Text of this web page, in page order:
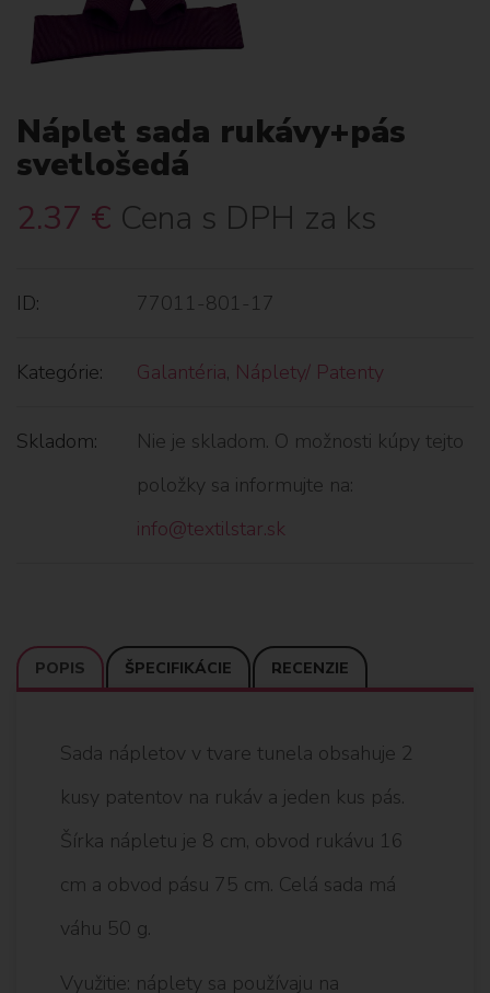
Náplet sada rukávy+pás
svetlošedá
2.37 € Cena s DPH za ks
ID: 77011-801-17
Kategórie: Galantéria, Náplety/ Patenty
Skladom:
Nie je skladom. O možnosti kúpy tejto
položky sa informujte na:
info@textilstar.sk
POPIS ŠPECIFIKÁCIE RECENZIE
Sada nápletov v tvare tunela obsahuje 2
kusy patentov na rukáv a jeden kus pás.
Šírka nápletu je 8 cm, obvod rukávu 16
cm a obvod pásu 75 cm. Celá sada má
váhu 50 g.
Využitie: náplety sa používaju na